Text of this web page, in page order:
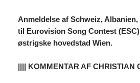
Anmeldelse af Schweiz,
til Eurovision Song Contest (ESC)
østrigske hovedstad Wien.
|||| KOMMENTAR AF CHRISTIAN